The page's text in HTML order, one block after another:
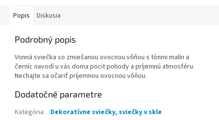
Popis Diskusia
Podrobný popis
Vonná sviečka so zmiešanou ovocnou vôňou s tónmi malín a
černíc navodí u vás doma pocit pohody a príjemnú atmosféru.
Nechajte sa očariť príjemnou ovocnou vôňou.
Dodatočné parametre
Kategória:
Dekoratívne sviečky, sviečky v skle